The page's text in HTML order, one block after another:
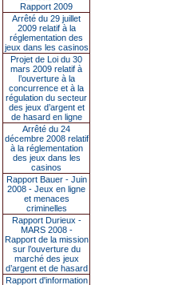
Rapport 2009
Arrêté du 29 juillet
2009 relatif à la
réglementation des
jeux dans les casinos
Projet de Loi du 30
mars 2009 relatif à
l’ouverture à la
concurrence et à la
régulation du secteur
des jeux d’argent et
de hasard en ligne
Arrêté du 24
décembre 2008 relatif
à la réglementation
des jeux dans les
casinos
Rapport Bauer - Juin
2008 - Jeux en ligne
et menaces
criminelles
Rapport Durieux -
MARS 2008 -
Rapport de la mission
sur l’ouverture du
marché des jeux
d’argent et de hasard
Rapport d'information